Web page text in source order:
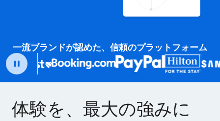
一流ブランドが認めた、信頼のプラットフォーム
体験を、最大の強みに